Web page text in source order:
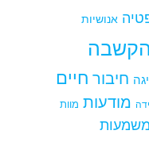
אנושיות
הקשבה
חיבור חיים
מודעות מוות
משמעות